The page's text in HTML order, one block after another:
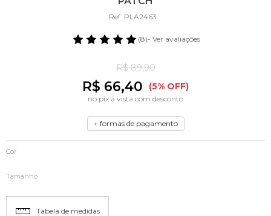
Ref: PLA2463
(8)- Ver avaliações
R$ 89,90
R$ 66,40 (5% OFF)
no pix à vista com desconto
+ formas de pagamento
Cor
Tamanho
Tabela de medidas